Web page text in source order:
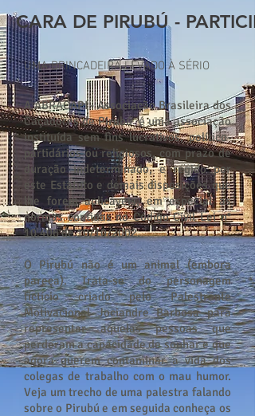
CARA DE PIRUBÚ -
UMA BRINCADEIRA LEVADO À SÉRIO
A ABRACAPI - Associação Brasileira dos
Caçadores de Pirubú é uma associação
instituída sem fins lucrativos, político-
partidários ou religiosos, com prazo de
duração indeterminado, e regido por
este Estatuto e demais disposições que
lhe forem aplicáveis, em especial as
normas contidas no Código Civil Lei n°
10.406 de 10/10/2002.
O Pirubú não é um animal (embora
pareça). Trata-se do personagem
fictício criado pelo Palestrante
Motivacional Jociandre Barbosa para
representar aquelas pessoas que
perderam a capacidade de sonhar e que
agora querem contaminar a vida dos
colegas de trabalho com o mau humor.
Veja um trecho de uma palestra falando
sobre o Pirubú e em seguida conheça os